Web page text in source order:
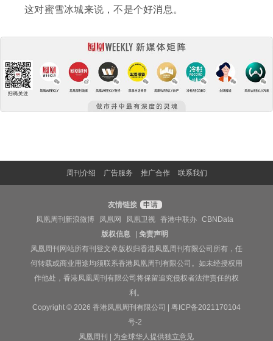
这对蜜雪冰城来说，不是个好消息。
周刊介绍 广告服务 推广合作 联系我们
友情链接
申请
凤凰周刊新浪微博
凤凰网 凤凰卫视 香港中联办
CBNData
版权信息
|免责声明
凤凰周刊网站所有刊登文章版权归香港凤凰周刊有限公司所有，任
何转载或商业用途均须联系香港凤凰周刊有限公司。如未经授权用
作他处，香港凤凰周刊有限公司将保留追究侵权者法律责任的权
利。
Copyright © 2026 香港凤凰周刊有限公司 | 粤ICP备2021170104
号-2
凤凰周刊 | 为全球华人提供独立意见